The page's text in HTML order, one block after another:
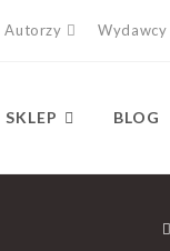
Autorzy Wydawcy
SKLEP BLOG